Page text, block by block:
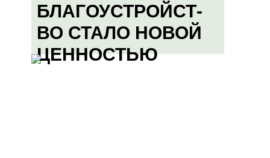
БЛАГОУСТРОЙСТ-
ВО СТАЛО НОВОЙ
ЦЕННОСТЬЮ